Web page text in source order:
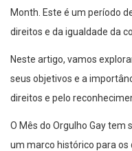
Month. Este é um período
direitos e da igualdade da
Neste artigo, vamos
seus objetivos e a
direitos e pelo
O Mês do Orgulho Gay tem
um marco histórico para os